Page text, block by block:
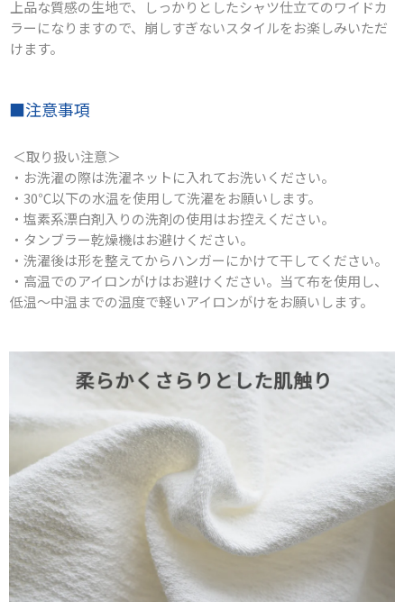
上品な質感の生地で、しっかりとしたシャツ仕立てのワイドカ
ラーになりますので、崩しすぎないスタイルをお楽しみいただ
けます。
■注意事項
＜取り扱い注意＞
・お洗濯の際は洗濯ネットに入れてお洗いください。
・30℃以下の水温を使用して洗濯をお願いします。
・塩素系漂白剤入りの洗剤の使用はお控えください。
・タンブラー乾燥機はお避けください。
・洗濯後は形を整えてからハンガーにかけて干してください。
・高温でのアイロンがけはお避けください。当て布を使用し、
低温～中温までの温度で軽いアイロンがけをお願いします。